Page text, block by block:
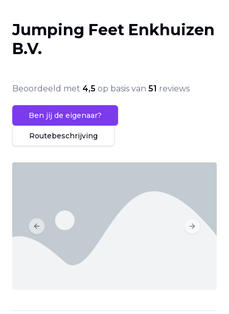
Jumping Feet Enkhuizen
B.V.
Beoordeeld met 4,5 op basis van 51 reviews
Ben jij de eigenaar?
Routebeschrijving
Previous slide Next slide